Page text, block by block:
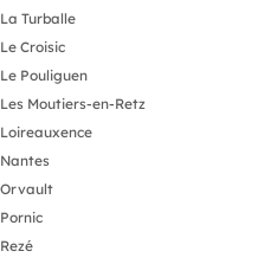
La Turballe
Le Croisic
Le Pouliguen
Les Moutiers-en-Retz
Loireauxence
Nantes
Orvault
Pornic
Rezé